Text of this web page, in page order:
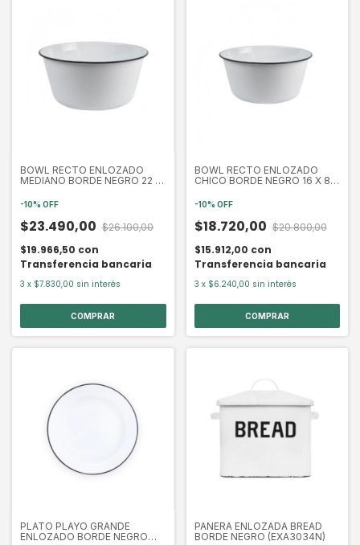
BOWL RECTO ENLOZADO
MEDIANO BORDE NEGRO 22 X
-10% OFF
$23.490,00 $26.100,00
$19.966,50 con
Transferencia bancaria
3 x $7.830,00 sin interés
BOWL RECTO ENLOZADO
CHICO BORDE NEGRO 16 X 8
-10% OFF
$18.720,00 $20.800,00
$15.912,00 con
Transferencia bancaria
3 x $6.240,00 sin interés
PLATO PLAYO GRANDE
ENLOZADO BORDE NEGRO
PANERA ENLOZADA BREAD
BORDE NEGRO (EXA3034N)